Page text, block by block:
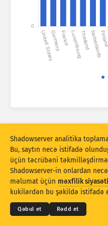
Hücum statistikası: Cihazlar
Limit
Qruplaşdır:
Fərqlə saymaq
Məlumatların miqyası
Üslub
Nəticələri
United StatesGermany France LuxembourgThailandNetherlandsFinland
0
© 2026THE
Məxfilik və Şərtlər
Shadowserver analitika
Bu, saytın necə istifadə
üçün təcrübəni
Shadowserver-in onlardan
məlumat üçün məxfilik
kukilərdən bu şəkildə istifadə
Qəbul et Rədd et